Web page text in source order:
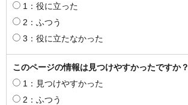
1：役に立った
2：ふつう
3：役に立たなかった
このページの情報は見つけやすかったですか？
1：見つけやすかった
2：ふつう